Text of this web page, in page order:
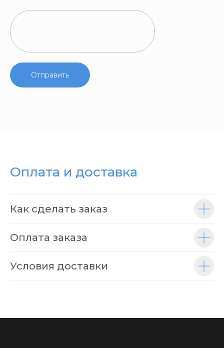
Отправить
Оплата и доставка
Как сделать заказ
Оплата заказа
Условия доставки